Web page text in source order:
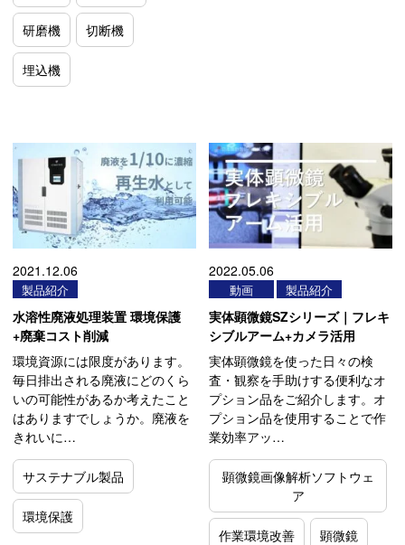
研磨機 切断機
埋込機
2021.12.06
製品紹介
水溶性廃液処理装置 環境保護
+廃棄コスト削減
環境資源には限度があります。
毎日排出される廃液にどのくら
いの可能性があるか考えたこと
はありますでしょうか。廃液を
きれいに…
サステナブル製品
環境保護
2022.05.06
動画 製品紹介
実体顕微鏡SZシリーズ｜フレキ
シブルアーム+カメラ活用
実体顕微鏡を使った日々の検
査・観察を手助けする便利なオ
プション品をご紹介します。オ
プション品を使用することで作
業効率アッ…
顕微鏡画像解析ソフトウェ
ア
作業環境改善 顕微鏡